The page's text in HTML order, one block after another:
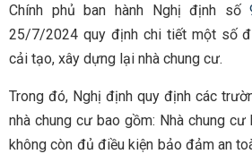
Chính phủ ban hành Nghị định số
25/7/2024 quy định chi tiết một số
cải tạo, xây dựng lại nhà chung cư.
Trong đó, Nghị định quy định các
nhà chung cư bao gồm: Nhà chung
không còn đủ điều kiện bảo đảm an